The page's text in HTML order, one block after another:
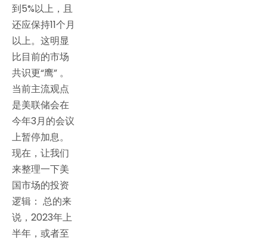
到5%以上，且
还应保持11个月
以上。这明显
比目前的市场
共识更“鹰” 。
当前主流观点
是美联储会在
今年3月的会议
上暂停加息。
现在，让我们
来整理一下美
国市场的投资
逻辑： 总的来
说，2023年上
半年，或者至